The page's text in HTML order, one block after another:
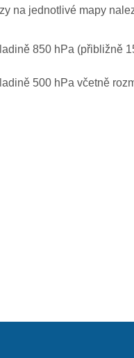
na jednotlivé mapy
850 hPa (přibližně
500 hPa včetně